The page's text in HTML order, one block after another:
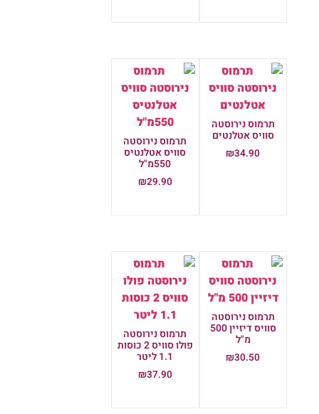
תרמוס נירוסטה
סוויס אטלנטים
₪34.90
תרמוס נירוסטה
סוויס אטלנטיס
550מ"ל
₪29.90
תרמוס נירוסטה
סוויס דיזיין 500
מ"ל
₪30.50
תרמוס נירוסטה
פולו סוויס 2 כוסות
₪37.90